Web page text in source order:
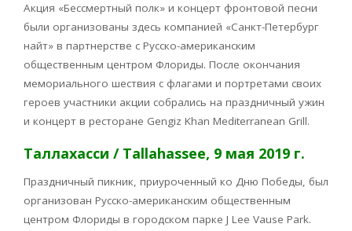
Акция «Бессмертный полк» и концерт фронтовой песни
были организованы здесь компанией «Санкт-Петербург
найт» в партнерстве с Русско-американским
общественным центром Флориды. После окончания
мемориального шествия с флагами и портретами своих
героев участники акции собрались на праздничный ужин
и концерт в ресторане Gengiz Khan Mediterranean Grill.
Таллахасси / Tallahassee, 9 мая 2019 г.
Праздничный пикник, приуроченный ко Дню Победы, был
организован Русско-американским общественным
центром Флориды в городском парке J Lee Vause Park.